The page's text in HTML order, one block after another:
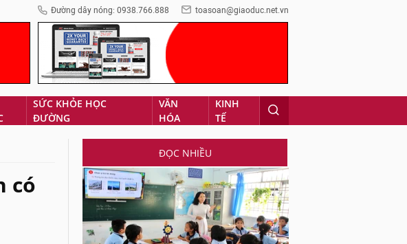
Đường dây nóng: 0938.766.888 toasoan@giaoduc.net.vn
SỨC KHỎE HỌC
ĐƯỜNG
VĂN
HÓA
KINH
TẾ
có
ĐỌC NHIỀU